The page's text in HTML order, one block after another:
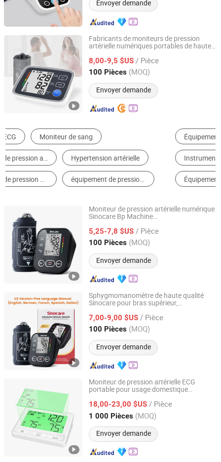
Envoyer demande
Fabricants de moniteurs de pression
artérielle numériques portables de haute
8,00-9,5 $US / Pièce
100 Pièces (MOQ)
Envoyer demande
Shenzhen Yimi Life Technology Co., Ltd.
Guangdong, China Depuis 2020
Équipement de Diagnostic Médical Produits de Test & de Soin à Domicile
Instruments Vétérinaires Autre Équipement Médical
Équipement de Soin Infirmier Instrument Médical Universel
Moniteur de pression artérielle numérique
Sinocare Bp Machine
5,25-7,8 $US / Pièce
100 Pièces (MOQ)
Envoyer demande
Changsha Sinocare Inc.
Hunan, China Depuis 2023
Sphygmomanomètre de haute qualité
Sinocare pour bras supérieur,
artérielle électronique, appareil numérique
de mesure de la pression artérielle
7,00-9,00 $US / Pièce
100 Pièces (MOQ)
Envoyer demande
Changsha Sinocare Inc.
Hunan, China Depuis 2023
Moniteur de pression artérielle ECG
portable pour usage domestique
18,00-23,00 $US / Pièce
1 000 Pièces (MOQ)
Envoyer demande
Ningbo Pinmed Instruments Co., Ltd.
Zhejiang, China Depuis 2017